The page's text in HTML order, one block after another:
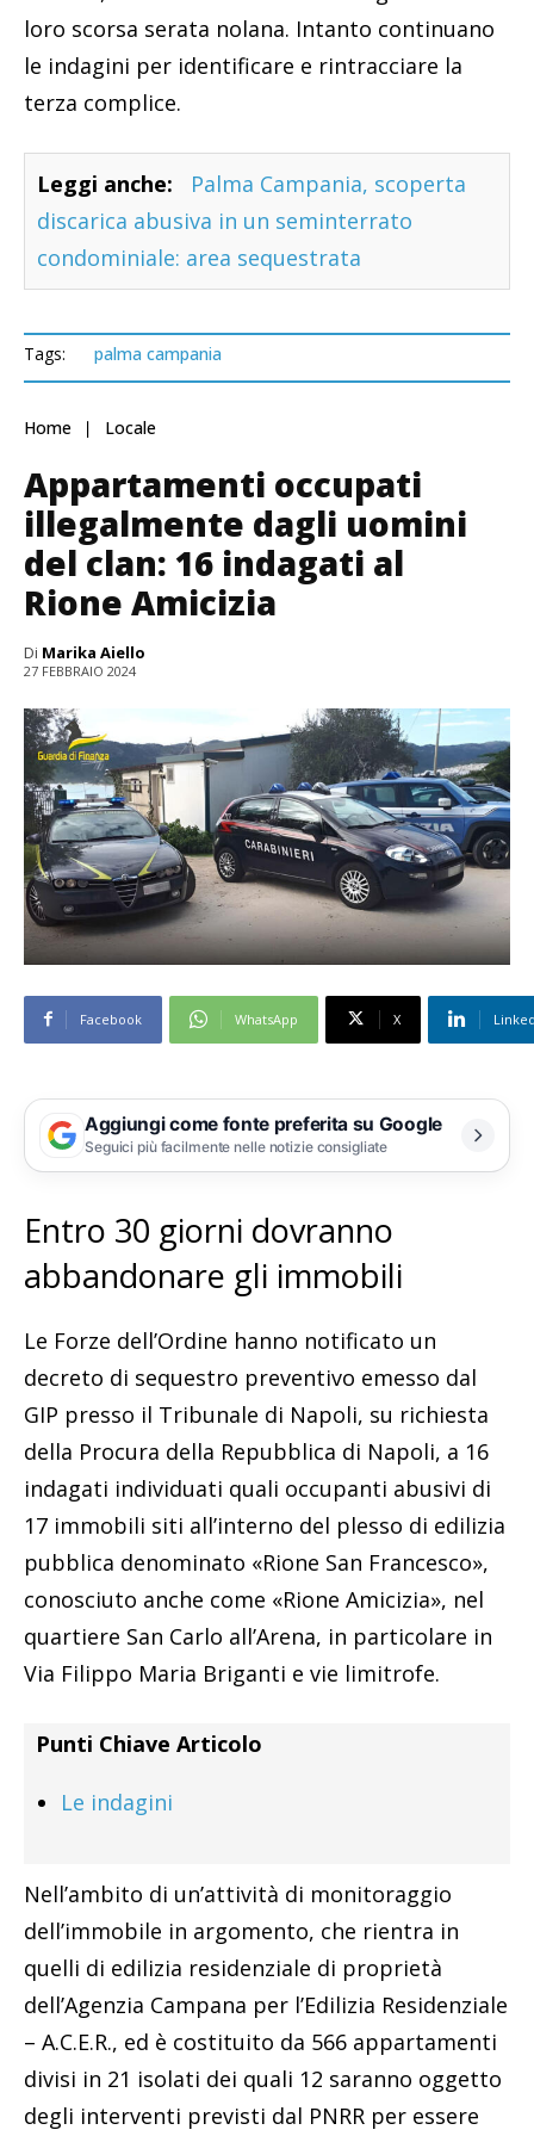
loro scorsa serata nolana. Intanto continuano
le indagini per identificare e rintracciare la
terza complice.
Leggi anche:
Palma Campania, scoperta
discarica abusiva in un seminterrato
condominiale: area sequestrata
Tags: palma campania
Home Locale
Appartamenti occupati
illegalmente dagli uomini
del clan: 16 indagati al
Rione Amicizia
Di Marika Aiello
27 FEBBRAIO 2024
Facebook WhatsApp X
Aggiungi come fonte preferita su Google
Seguici più facilmente nelle notizie consigliate
Entro 30 giorni dovranno
abbandonare gli immobili
Le Forze dell’Ordine hanno notificato un
decreto di sequestro preventivo emesso dal
GIP presso il Tribunale di Napoli, su richiesta
della Procura della Repubblica di Napoli, a 16
indagati individuati quali occupanti abusivi di
17 immobili siti all’interno del plesso di edilizia
pubblica denominato «Rione San Francesco»,
conosciuto anche come «Rione Amicizia», nel
quartiere San Carlo all’Arena, in particolare in
Via Filippo Maria Briganti e vie limitrofe.
Punti Chiave Articolo
Le indagini
Nell’ambito di un’attività di monitoraggio
dell’immobile in argomento, che rientra in
quelli di edilizia residenziale di proprietà
dell’Agenzia Campana per l’Edilizia Residenziale
– A.C.E.R., ed è costituito da 566 appartamenti
divisi in 21 isolati dei quali 12 saranno oggetto
degli interventi previsti dal PNRR per essere